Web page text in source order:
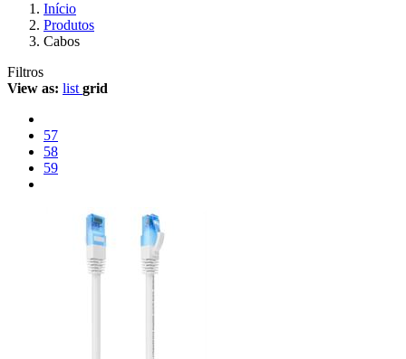
Início
Produtos
Cabos
Filtros
View as: list grid
57
58
59